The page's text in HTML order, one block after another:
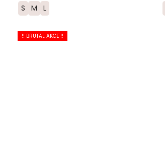
S M L
!! BRUTAL AKCE !!